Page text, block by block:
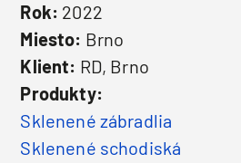
Rok: 2022
Miesto: Brno
Klient: RD, Brno
Produkty:
Sklenené zábradlia
Sklenené schodiská